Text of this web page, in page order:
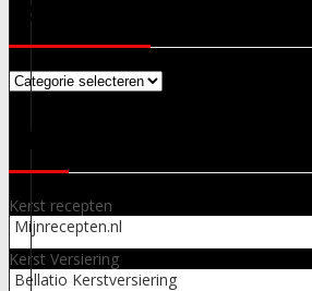
CATEGORIEËN
Categorieën
Kerst recepten
Mijnrecepten.nl
Kerst Versiering
Bellatio Kerstversiering